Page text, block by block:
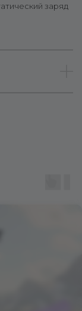
заряд